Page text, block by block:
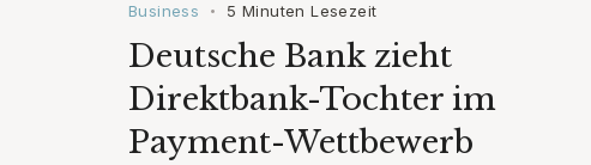
Business • 5 Minuten Lesezeit
Deutsche Bank zieht
Direktbank-Tochter im
Payment-Wettbewerb